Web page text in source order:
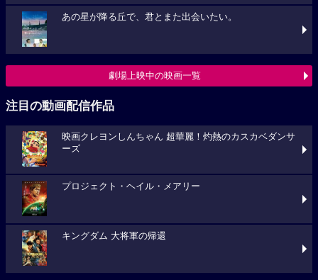
あの星が降る丘で、君とまた出会いたい。
劇場上映中の映画一覧
注目の動画配信作品
映画クレヨンしんちゃん 超華麗！灼熱のカスカベダンサ
ーズ
プロジェクト・ヘイル・メアリー
キングダム 大将軍の帰還